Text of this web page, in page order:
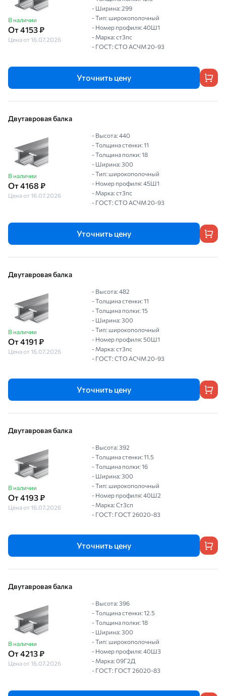
В наличии
От 4153 ₽
Цена от 16.07.2026
- Ширина: 299
- Тип: широкополочный
- Номер профиля: 40Ш1
- Марка: ст3пс
- ГОСТ: СТО АСЧМ 20-93
Уточнить цену
Двутавровая балка
В наличии
От 4168 ₽
Цена от 16.07.2026
- Высота: 440
- Толщина стенки: 11
- Толщина полки: 18
- Ширина: 300
- Тип: широкополочный
- Номер профиля: 45Ш1
- Марка: ст3пс
- ГОСТ: СТО АСЧМ 20-93
Уточнить цену
Двутавровая балка
В наличии
От 4191 ₽
Цена от 16.07.2026
- Высота: 482
- Толщина стенки: 11
- Толщина полки: 15
- Ширина: 300
- Тип: широкополочный
- Номер профиля: 50Ш1
- Марка: ст3пс
- ГОСТ: СТО АСЧМ 20-93
Уточнить цену
Двутавровая балка
В наличии
От 4193 ₽
Цена от 16.07.2026
- Высота: 392
- Толщина стенки: 11.5
- Толщина полки: 16
- Ширина: 300
- Тип: широкополочный
- Номер профиля: 40Ш2
- Марка: Ст3сп
- ГОСТ: ГОСТ 26020-83
Уточнить цену
Двутавровая балка
В наличии
От 4213 ₽
Цена от 16.07.2026
- Высота: 396
- Толщина стенки: 12.5
- Толщина полки: 18
- Ширина: 300
- Тип: широкополочный
- Номер профиля: 40Ш3
- Марка: 09Г2Д
- ГОСТ: ГОСТ 26020-83